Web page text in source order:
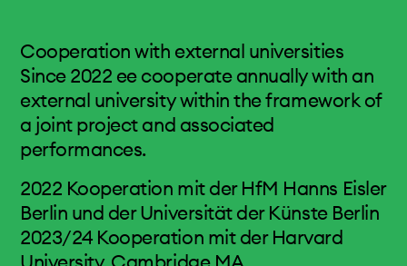
entrance exam/applications
specials
degree programmes
students
audio design
music theory
minors, cas & phd
team & guests
Cooperation with external universities
Since 2022 ee cooperate annually with an
external university within the framework of
a joint project and associated
performances.
2022 Kooperation mit der HfM Hanns Eisler
Berlin und der Universität der Künste Berlin
2023/24 Kooperation mit der Harvard